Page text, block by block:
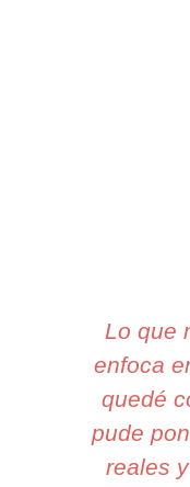
Lo que
enfoca
quedé
pude
reales